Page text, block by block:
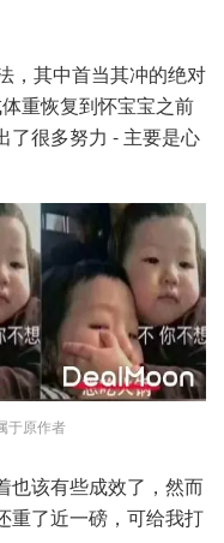
，其中首当其冲的绝对
重恢复到怀宝宝之前
了很多努力 - 主要是心
于原作者
也该有些成效了，然而
重了近一磅，可给我打